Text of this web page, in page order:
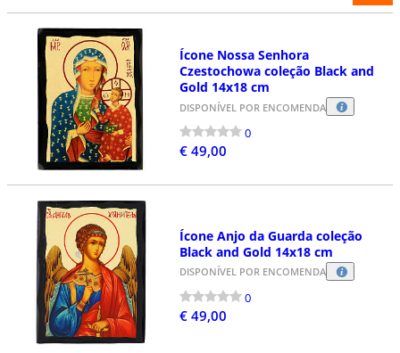
Ícone Nossa Senhora
Czestochowa coleção Black and
Gold 14x18 cm
DISPONÍVEL POR ENCOMENDA
0
€ 49,00
Ícone Anjo da Guarda coleção
Black and Gold 14x18 cm
DISPONÍVEL POR ENCOMENDA
0
€ 49,00